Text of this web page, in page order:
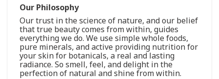
Our Philosophy
Our trust in the science of nature, and our belief
that true beauty comes from within, guides
everything we do. We use simple whole foods,
pure minerals, and active providing nutrition for
your skin for botanicals, a real and lasting
radiance. So smell, feel, and delight in the
perfection of natural and shine from within.